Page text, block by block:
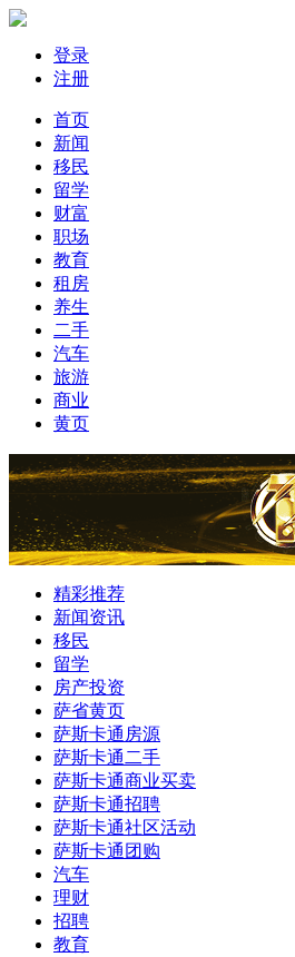
登录
注册
首页
新闻
移民
留学
财富
职场
教育
租房
养生
二手
汽车
旅游
商业
黄页
精彩推荐
新闻资讯
移民
留学
房产投资
萨省黄页
萨斯卡通房源
萨斯卡通二手
萨斯卡通商业买卖
萨斯卡通招聘
萨斯卡通社区活动
萨斯卡通团购
汽车
理财
招聘
教育